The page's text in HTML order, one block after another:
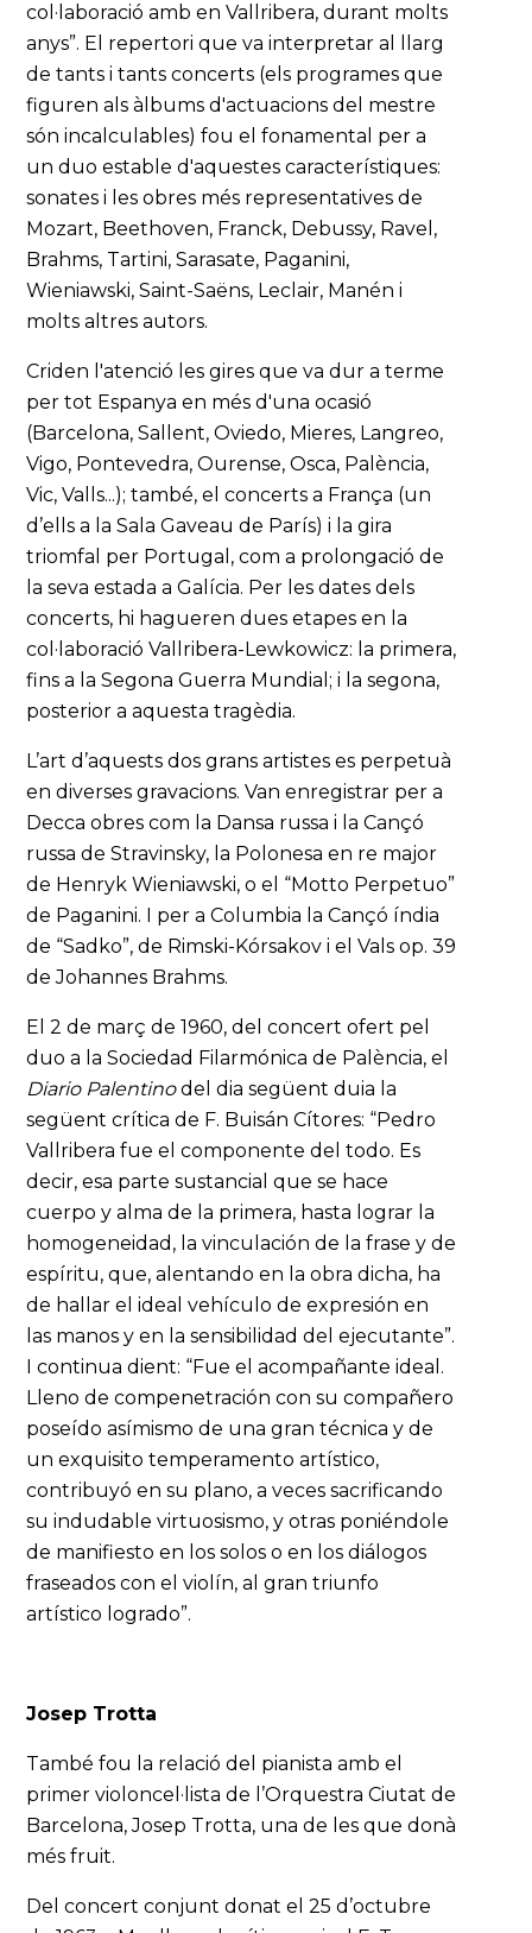
col·laboració amb en Vallribera, durant molts
anys”. El repertori que va interpretar al llarg
de tants i tants concerts (els programes que
figuren als àlbums d'actuacions del mestre
són incalculables) fou el fonamental per a
un duo estable d'aquestes característiques:
sonates i les obres més representatives de
Mozart, Beethoven, Franck, Debussy, Ravel,
Brahms, Tartini, Sarasate, Paganini,
Wieniawski, Saint-Saëns, Leclair, Manén i
molts altres autors.
Criden l'atenció les gires que va dur a terme
per tot Espanya en més d'una ocasió
(Barcelona, Sallent, Oviedo, Mieres, Langreo,
Vigo, Pontevedra, Ourense, Osca, Palència,
Vic, Valls...); també, el concerts a França (un
d’ells a la Sala Gaveau de París) i la gira
triomfal per Portugal, com a prolongació de
la seva estada a Galícia. Per les dates dels
concerts, hi hagueren dues etapes en la
col·laboració Vallribera-Lewkowicz: la primera,
fins a la Segona Guerra Mundial; i la segona,
posterior a aquesta tragèdia.
L’art d’aquests dos grans artistes es perpetuà
en diverses gravacions. Van enregistrar per a
Decca obres com la Dansa russa i la Cançó
russa de Stravinsky, la Polonesa en re major
de Henryk Wieniawski, o el “Motto Perpetuo”
de Paganini. I per a Columbia la Cançó índia
de “Sadko”, de Rimski-Kórsakov i el Vals op. 39
de Johannes Brahms.
El 2 de març de 1960, del concert ofert pel
duo a la Sociedad Filarmónica de Palència, el
Diario Palentinodel dia següent duia la
següent crítica de F. Buisán Cítores: “Pedro
Vallribera fue el componente del todo. Es
decir, esa parte sustancial que se hace
cuerpo y alma de la primera, hasta lograr la
homogeneidad, la vinculación de la frase y de
espíritu, que, alentando en la obra dicha, ha
de hallar el ideal vehículo de expresión en
las manos y en la sensibilidad del ejecutante”.
I continua dient: “Fue el acompañante ideal.
Lleno de compenetración con su compañero
poseído asímismo de una gran técnica y de
un exquisito temperamento artístico,
contribuyó en su plano, a veces sacrificando
su indudable virtuosismo, y otras poniéndole
de manifiesto en los solos o en los diálogos
fraseados con el violín, al gran triunfo
artístico logrado”.
Josep Trotta
També fou la relació del pianista amb el
primer violoncel·lista de l’Orquestra Ciutat de
Barcelona, Josep Trotta, una de les que donà
més fruit.
Del concert conjunt donat el 25 d’octubre